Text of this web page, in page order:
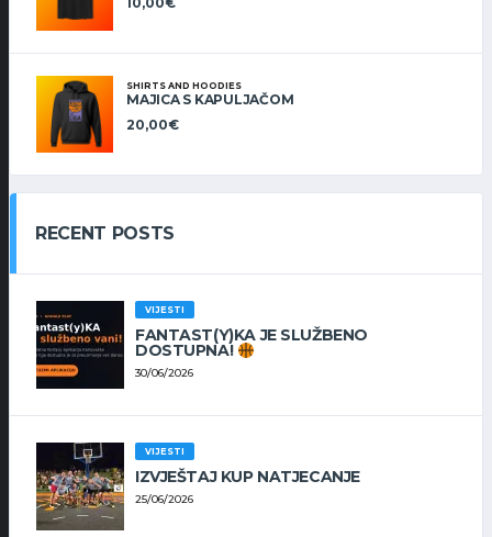
SHIRTS AND HOODIES
MAJICA S KAPULJAČOM
20,00€
RECENT POSTS
VIJESTI
FANTAST(Y)KA JE SLUŽBENO
DOSTUPNA!
30/06/2026
VIJESTI
IZVJEŠTAJ KUP NATJECANJE
25/06/2026